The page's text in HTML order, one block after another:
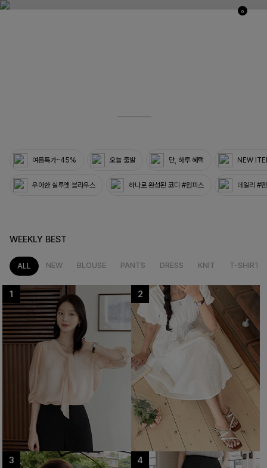
0
여름특가~45% 오늘 출발 단, 하루 혜택 NEW
우아한 실루엣 블라우스 하나로 완성된 코디 #원피스 데일리 #
WEEKLY BEST
ALL NEW BLOUSE PANTS DRESS KNIT T-SHIRT